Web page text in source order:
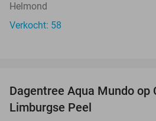
Helmond
Verkocht: 58
Dagentree Aqua Mundo op
Limburgse Peel